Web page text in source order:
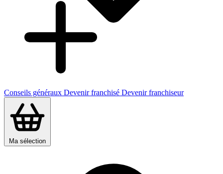
Conseils généraux Devenir franchisé Devenir franchiseur
Ma sélection